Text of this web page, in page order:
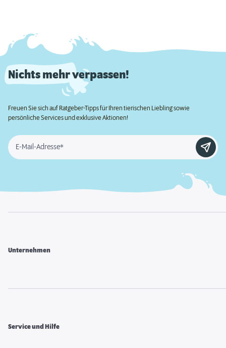
Nichts mehr verpassen!
Freuen Sie sich auf Ratgeber-Tipps für Ihren tierischen Liebling sowie
persönliche Services und exklusive Aktionen!
E-Mail-Adresse*
Unternehmen
Service und Hilfe